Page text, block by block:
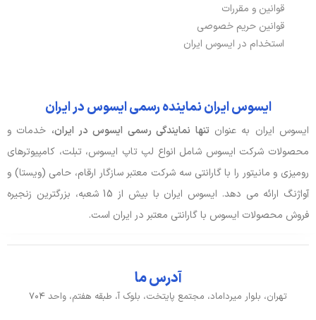
صدا و دوربین
جک هدفون/ میکروفون جک 3.5 میلی متری
وبکم ندارد
ورودی، کنترل و حسگرها
کیبورد با نور پس زمینه دارد
ابعاد 35.4×25.9×2.26 سانتی متر
قوانین و مقررات
قوانین حریم خصوصی
استخدام در ایسوس ایران
ایسوس ایران نماینده رسمی ایسوس در ایران
ایسوس ایران به عنوان تنها نمایندگی رسمی ایسوس در ایران، خدمات و
محصولات شرکت ایسوس شامل انواع لپ تاپ ایسوس، تبلت، کامپیوترهای
رومیزی و مانیتور را با گارانتی سه شرکت معتبر سازگار ارقام، حامی (ویستا) و
آواژنگ ارائه می دهد. ایسوس ایران با بیش از 15 شعبه، بزرگترین زنجیره
فروش محصولات ایسوس با گارانتی معتبر در ایران است.
آدرس ما
تهران، بلوار میرداماد، مجتمع پایتخت، بلوک آ، طبقه هفتم، واحد ۷۰۴